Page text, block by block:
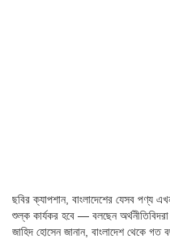
ছবির ক্যাপশান, বাংলাদেশের যেসব পণ্য
শুল্ক কার্যকর হবে — বলছেন অর্থনীতিবিদরা
জাহিদ হোসেন জানান, বাংলাদেশ থেকে